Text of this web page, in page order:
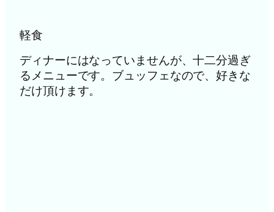
軽食
ディナーにはなっていませんが、十二分過ぎ
るメニューです。ブュッフェなので、好きな
だけ頂けます。